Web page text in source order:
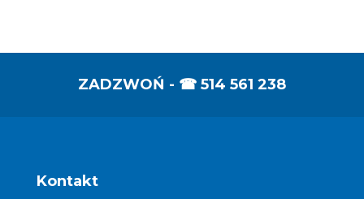
ZADZWOŃ - ☎ 514 561 238
Kontakt